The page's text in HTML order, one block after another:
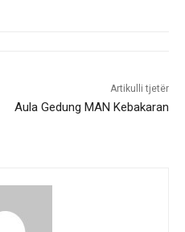
Artikulli tjetër
Aula Gedung MAN Kebakaran